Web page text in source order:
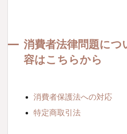
消費者法律問題につ
容はこちらから
消費者保護法への対応
特定商取引法